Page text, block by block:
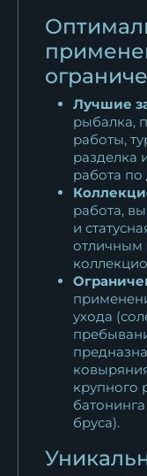
Лучшие
рыбалка,
работы,
разделка
работа по
работа,
и
отличным
ухода
крупного
бруса).